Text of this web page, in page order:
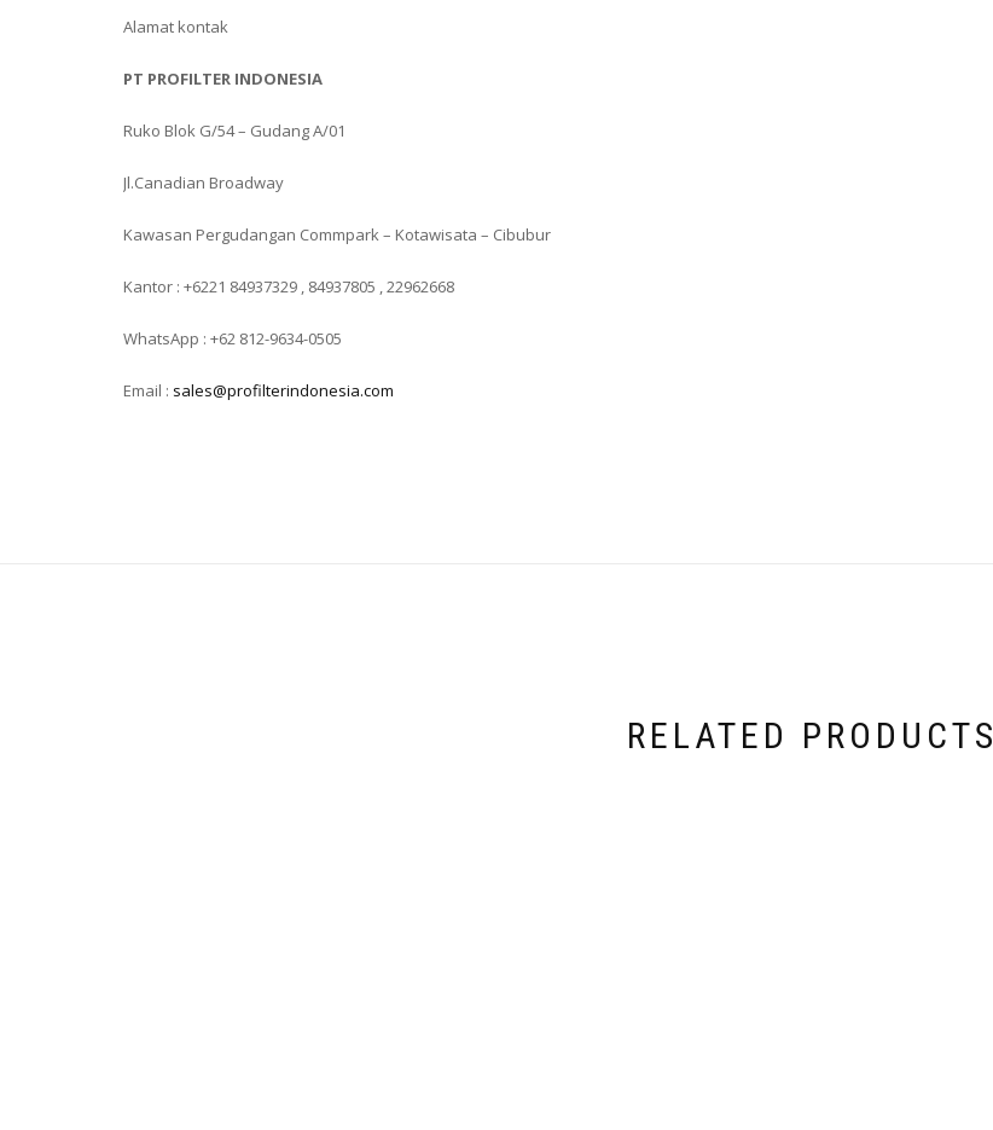
Alamat kontak
PT PROFILTER INDONESIA
Ruko Blok G/54 – Gudang A/01
Jl.Canadian Broadway
Kawasan Pergudangan Commpark – Kotawisata – Cibubur
Kantor : +6221 84937329 , 84937805 , 22962668
WhatsApp : +62 812-9634-0505
Email : sales@profilterindonesia.com
RELATED PRODUCTS